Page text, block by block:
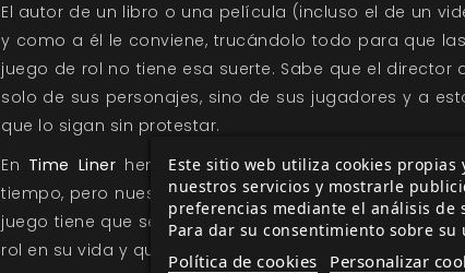
El autor de un libro o una película (incluso el de un
y como a él le conviene, trucándolo todo para que
juego de rol no tiene esa suerte. Sabe que el
solo de sus personajes, sino de sus jugadores y a
que lo sigan sin protestar.
En Time Liner hemos tratado de dar una visión
tiempo, pero nuestras reglas funcionan a un nivel lo
juego tiene que ser asequible para niños y para
rol en su vida y que, desde luego, no se considera "friki".
Este sitio web utiliza cookies
nuestros servicios y mostrarle
preferencias mediante el análisis de
Para dar su consentimiento sobre su
Política de cookies Personalizar